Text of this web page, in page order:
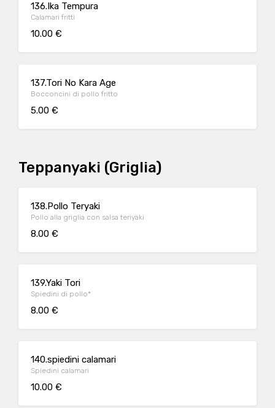
136.Ika Tempura
Calamari fritti
10.00 €
137.Tori No Kara Age
Bocconcini di pollo fritto
5.00 €
Teppanyaki (Griglia)
138.Pollo Teryaki
Pollo alla griglia con salsa teriyaki
8.00 €
139.Yaki Tori
Spiedini di pollo*
8.00 €
140.spiedini calamari
Spiedini calamari
10.00 €